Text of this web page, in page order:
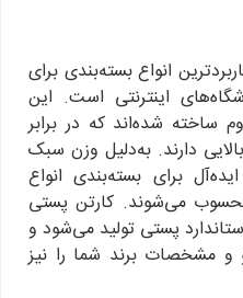
انواع بسته‌بندی برای
اینترنتی است. این
ساخته شده‌اند که در برابر
دارند. به‌دلیل وزن سبک
برای بسته‌بندی انواع
می‌شوند. کارتن پستی
پستی تولید می‌شود و
و مشخصات برند شما را نیز